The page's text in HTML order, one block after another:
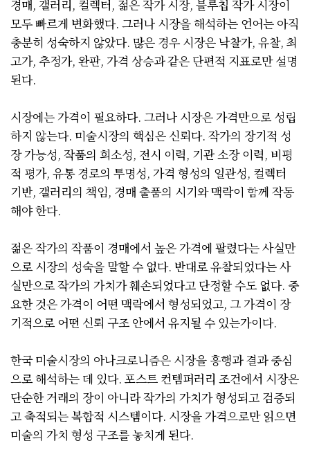
경매, 갤러리, 컬렉터, 젊은 작가 시장, 블루칩 작가 시장이
모두 빠르게 변화했다. 그러나 시장을 해석하는 언어는 아직
충분히 성숙하지 않았다. 많은 경우 시장은 낙찰가, 유찰, 최
고가, 추정가, 완판, 가격 상승과 같은 단편적 지표로만 설명
된다.
시장에는 가격이 필요하다. 그러나 시장은 가격만으로 성립
하지 않는다. 미술시장의 핵심은 신뢰다. 작가의 장기적 성
장 가능성, 작품의 희소성, 전시 이력, 기관 소장 이력, 비평
적 평가, 유통 경로의 투명성, 가격 형성의 일관성, 컬렉터
기반, 갤러리의 책임, 경매 출품의 시기와 맥락이 함께 작동
해야 한다.
젊은 작가의 작품이 경매에서 높은 가격에 팔렸다는 사실만
으로 시장의 성숙을 말할 수 없다. 반대로 유찰되었다는 사
실만으로 작가의 가치가 훼손되었다고 단정할 수도 없다. 중
요한 것은 가격이 어떤 맥락에서 형성되었고, 그 가격이 장
기적으로 어떤 신뢰 구조 안에서 유지될 수 있는가이다.
한국 미술시장의 아나크로니즘은 시장을 흥행과 결과 중심
으로 해석하는 데 있다. 포스트 컨템퍼러리 조건에서 시장은
단순한 거래의 장이 아니라 작가의 가치가 형성되고 검증되
고 축적되는 복합적 시스템이다. 시장을 가격으로만 읽으면
미술의 가치 형성 구조를 놓치게 된다.